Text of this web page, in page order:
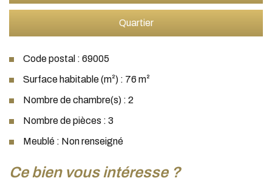
Quartier
Code postal : 69005
Surface habitable (m²) : 76 m²
Nombre de chambre(s) : 2
Nombre de pièces : 3
Meublé : Non renseigné
la ville de lyon (69005)
ce bien vous intéresse ?